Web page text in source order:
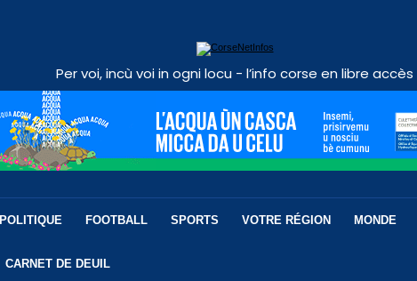
Per voi, incù voi in ogni locu - l’info corse en libre accès
POLITIQUE FOOTBALL SPORTS VOTRE RÉGION MONDE
CARNET DE DEUIL